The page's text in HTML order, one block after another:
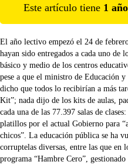
Este artículo tiene 1 año
El año lectivo empezó el 24 de
hayan sido entregados a cada uno de
básico y medio de los centros
pese a que el ministro de Educación
dicho que todos lo recibirían a más
Kit”; nada dijo de los kits de aulas,
cada una de las 77.397 salas de
platillos por el actual Gobierno para
chicos”. La educación pública se ha
corruptelas diversas, entre las que en
programa “Hambre Cero”,